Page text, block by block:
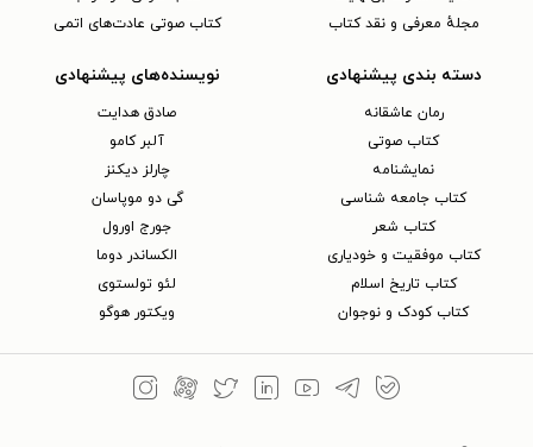
مجلهٔ معرفی و نقد کتاب
کتاب صوتی عادت‌های اتمی
دسته بندی پیشنهادی
رمان عاشقانه
کتاب‌ صوتی
نمایشنامه
کتاب جامعه شناسی
کتاب شعر
کتاب موفقیت و خودیاری
کتاب تاریخ اسلام
کتاب کودک و نوجوان
نویسنده‌های پیشنهادی
صادق هدایت
آلبر کامو
چارلز دیکنز
گی دو موپاسان
جورج اورول
الکساندر دوما
لئو تولستوی
ویکتور هوگو